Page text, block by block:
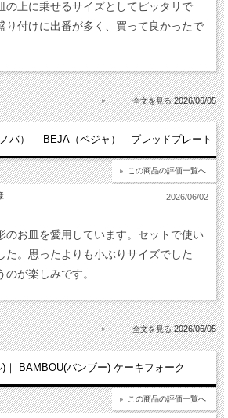
の上に乗せるサイズとしてピッタリで
り付けに出番が多く、買って良かったで
2026/06/05
バ） ｜BEJA（ベジャ） ブレッドプレート
この商品の評価一覧へ
2026/06/02
のお皿を愛用しています。セットで使い
た。思ったよりも小ぶりサイズでした
が楽しみです。
2026/06/05
｜ BAMBOU(バンブー) ケーキフォーク
この商品の評価一覧へ